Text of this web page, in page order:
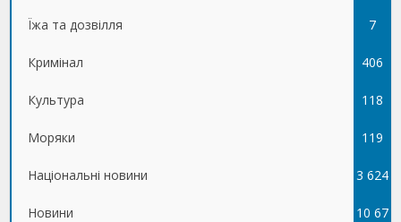
Їжа та дозвілля 7
Кримінал 406
Культура 118
Моряки 119
Національні новини 3 624
Новини 10 67